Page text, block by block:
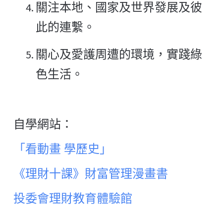
關注本地、國家及世界發展及彼
此的連繫。
關心及愛護周遭的環境，實踐綠
色生活。
自學網站：
「看動畫 學歷史」
《理財十課》財富管理漫畫書
投委會理財教育體驗館